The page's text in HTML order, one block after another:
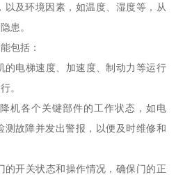
以及环境因素，如温度、湿度等，从
患。
包括：
的电梯速度、加速度、制动力等运行
。
机各个关键部件的工作状态，如电
测故障并发出警报，以便及时维修和
的开关状态和操作情况，确保门的正